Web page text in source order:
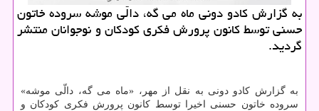
به گزارش كادو دونی ماه می گه، دالّی موشه سروده خاتون
حسنی توسط كانون پرورش فكری كودكان و نوجوانان منتشر
گردید.
به گزارش کادو دونی به نقل از مهر، «ماه می گه، دالّی موشه»
سروده خاتون حسنی اخیرا توسط کانون پرورش فکری کودکان و